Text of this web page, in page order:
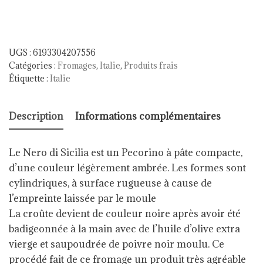
UGS : 6193304207556
Catégories : Fromages, Italie, Produits frais
Étiquette : Italie
Description Informations complémentaires
Le Nero di Sicilia est un Pecorino à pâte compacte,
d’une couleur légèrement ambrée. Les formes sont
cylindriques, à surface rugueuse à cause de
l’empreinte laissée par le moule
La croûte devient de couleur noire après avoir été
badigeonnée à la main avec de l’huile d’olive extra
vierge et saupoudrée de poivre noir moulu. Ce
procédé fait de ce fromage un produit très agréable